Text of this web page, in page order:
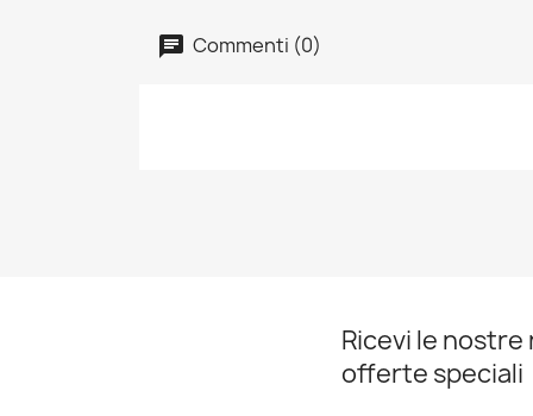
Commenti (0)
Ricevi le nostre
offerte speciali